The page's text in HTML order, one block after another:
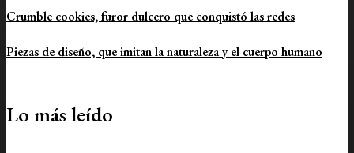
Crumble cookies, furor dulcero que conquistó las redes
Piezas de diseño, que imitan la naturaleza y el cuerpo humano
Lo más leído